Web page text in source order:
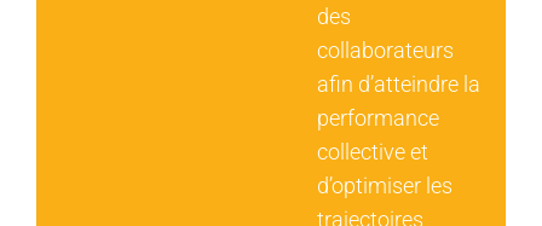
des
collaborateurs
afin d’atteindre la
performance
collective et
d’optimiser les
trajectoires